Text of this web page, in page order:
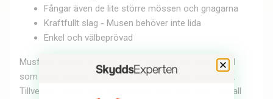
Fångar även de lite större mössen och gnagarna
Kraftfullt slag - Musen behöver inte lida
Enkel och välbeprövad
Musfälla Jumbo är en klassisk musfälla av slagmodell
som även fångar de lite större mössen och gnagarna.
Tillverkad i svart tålig industriplast och med slag i metall